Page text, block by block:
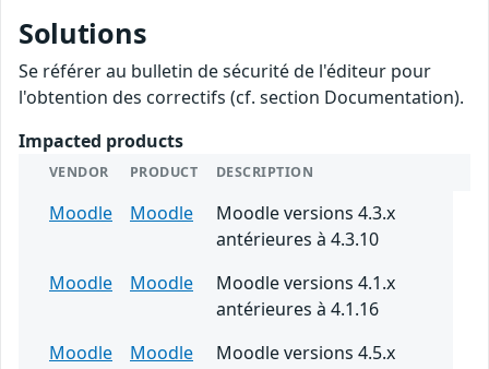
Solutions
Se référer au bulletin de sécurité de l'éditeur pour
l'obtention des correctifs (cf. section Documentation).
Impacted products
VENDOR PRODUCT DESCRIPTION
Moodle Moodle
Moodle versions 4.3.x
antérieures à 4.3.10
Moodle
Moodle
Moodle versions 4.1.x
antérieures à 4.1.16
Moodle
Moodle
Moodle versions 4.5.x